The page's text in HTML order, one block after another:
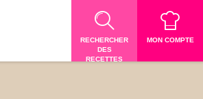
RECHERCHER
DES
RECETTES
MON COMPTE